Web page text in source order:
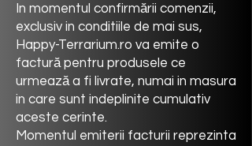
In momentul confirmării comenzii,
exclusiv in conditiile de mai sus,
Happy-Terrarium.ro va emite o
factură pentru produsele ce
urmează a fi livrate, numai in masura
in care sunt indeplinite cumulativ
aceste cerinte.
Momentul emiterii facturii reprezinta